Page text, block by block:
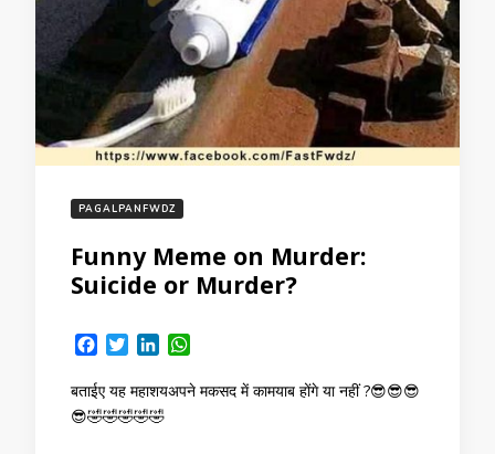
PAGALPANFWDZ
Funny Meme on Murder:
Suicide or Murder?
Facebook
TwitterLinkedIn
बताईए यह महाशयअपने मकसद में कामयाब होंगे या नहीं ?😎😎😎
😎🤣🤣🤣🤣🤣